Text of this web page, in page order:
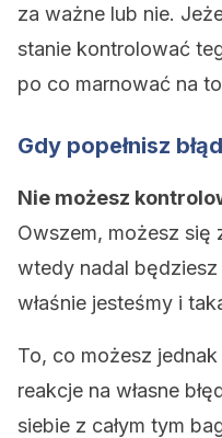
za ważne lub nie.
stanie kontrolować
po co marnować na
Gdy popełnisz błąd
Nie możesz
Owszem, możesz się
wtedy nadal będziesz
właśnie jesteśmy i
To, co możesz
reakcje na własne
siebie z całym tym